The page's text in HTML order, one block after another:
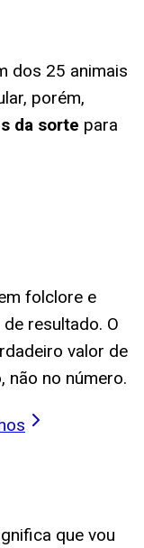
dos 25 animais
porém,
da sorte para
folclore e
resultado. O
valor de
não no número.
que vou